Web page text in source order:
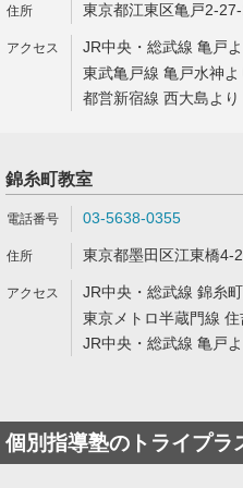
東京都江東区亀戸2-
JR中央・総武線 亀戸
東武亀戸線 亀戸水神
都営新宿線 西大島よ
錦糸町教室
03-5638-0355
東京都墨田区江東橋4-
JR中央・総武線 錦糸
東京メトロ半蔵門線
JR中央・総武線 亀戸
個別指導塾のトライプラ